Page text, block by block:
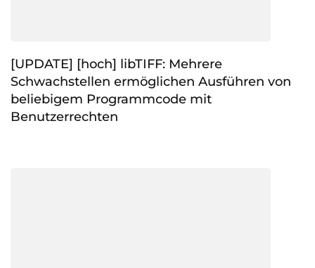
[UPDATE] [hoch] libTIFF: Mehrere
Schwachstellen ermöglichen Ausführen von
beliebigem Programmcode mit
Benutzerrechten